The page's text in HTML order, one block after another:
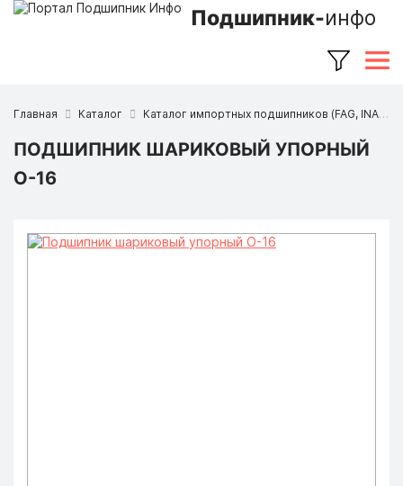
Подшипник-инфо
Главная Каталог Каталог импортных подшипников (FAG, INA, SKF, NSK, Timken и др.)
ПОДШИПНИК ШАРИКОВЫЙ УПОРНЫЙ
O-16